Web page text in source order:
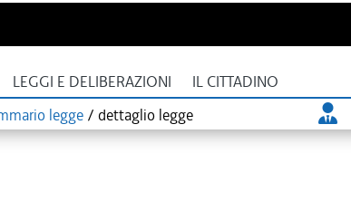
LEGGI E DELIBERAZIONI IL CITTADINO
legge / dettaglio legge